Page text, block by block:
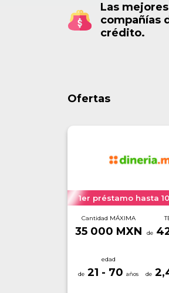
Las mejores
compañías
crédito.
Ofertas
1er préstamo hasta
Cantidad MÁXIMA
35 000 MXN
edad
21 - 70